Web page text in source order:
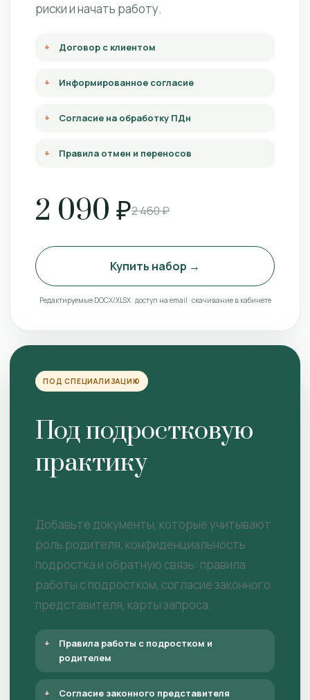
риски и начать работу.
Договор с клиентом
Информированное согласие
Согласие на обработку ПДн
Правила отмен и переносов
2 090 ₽2 460 ₽
Купить набор →
Редактируемые DOCX/XLSX · доступ на email · скачивание в кабинете
ПОД СПЕЦИАЛИЗАЦИЮ
Под подростковую
практику
Добавьте документы, которые учитывают
роль родителя, конфиденциальность
подростка и обратную связь: правила
работы с подростком, согласие законного
представителя, карты запроса.
Правила работы с подростком и
родителем
Согласие законного представителя